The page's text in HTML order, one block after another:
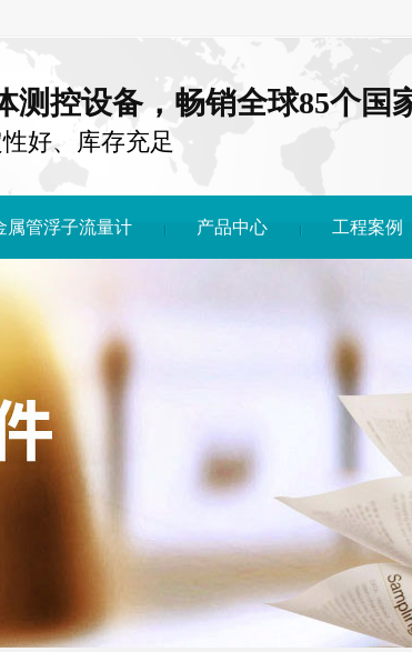
测控设备，畅销全球85个国
好、库存充足
属管浮子流量计 产品中心 工程案例